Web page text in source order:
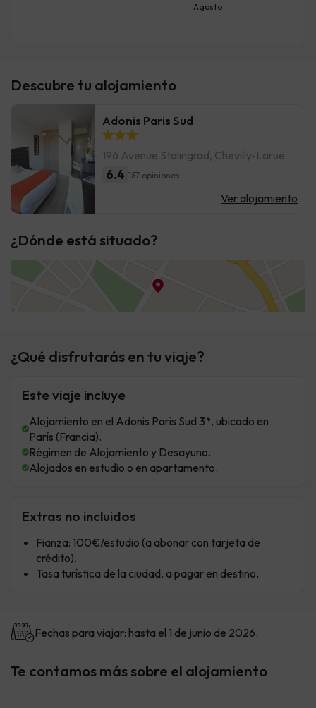
Descubre tu alojamiento
Adonis Paris Sud
196 Avenue Stalingrad, Chevilly-Larue
6.4 187 opiniones
Ver alojamiento
¿Dónde está situado?
¿Qué disfrutarás en tu viaje?
Este viaje incluye
Alojamiento en el Adonis Paris Sud 3*, ubicado en
París (Francia).
Régimen de Alojamiento y Desayuno.
Alojados en estudio o en apartamento.
Extras no incluidos
Fianza: 100€/estudio (a abonar con tarjeta de
crédito).
Tasa turística de la ciudad, a pagar en destino.
Fechas para viajar: hasta el 1 de junio de 2026.
Te contamos más sobre el alojamiento
Agosto